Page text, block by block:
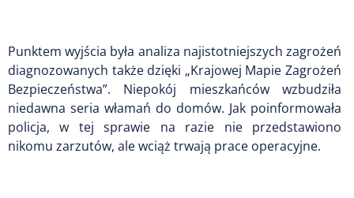
Punktem wyjścia była analiza najistotniejszych zagrożeń
diagnozowanych także dzięki „Krajowej Mapie Zagrożeń
Bezpieczeństwa”. Niepokój mieszkańców wzbudziła
niedawna seria włamań do domów. Jak poinformowała
policja, w tej sprawie na razie nie przedstawiono
nikomu zarzutów, ale wciąż trwają prace operacyjne.